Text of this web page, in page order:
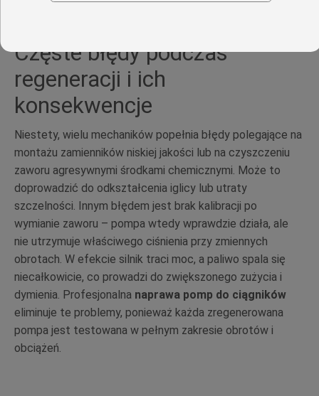
Częste błędy podczas
regeneracji i ich
konsekwencje
Niestety, wielu mechaników popełnia błędy polegające na
montażu zamienników niskiej jakości lub na czyszczeniu
zaworu agresywnymi środkami chemicznymi. Może to
doprowadzić do odkształcenia iglicy lub utraty
szczelności. Innym błędem jest brak kalibracji po
wymianie zaworu – pompa wtedy wprawdzie działa, ale
nie utrzymuje właściwego ciśnienia przy zmiennych
obrotach. W efekcie silnik traci moc, a paliwo spala się
niecałkowicie, co prowadzi do zwiększonego zużycia i
dymienia. Profesjonalna naprawa pomp do ciągników
eliminuje te problemy, ponieważ każda zregenerowana
pompa jest testowana w pełnym zakresie obrotów i
obciążeń.